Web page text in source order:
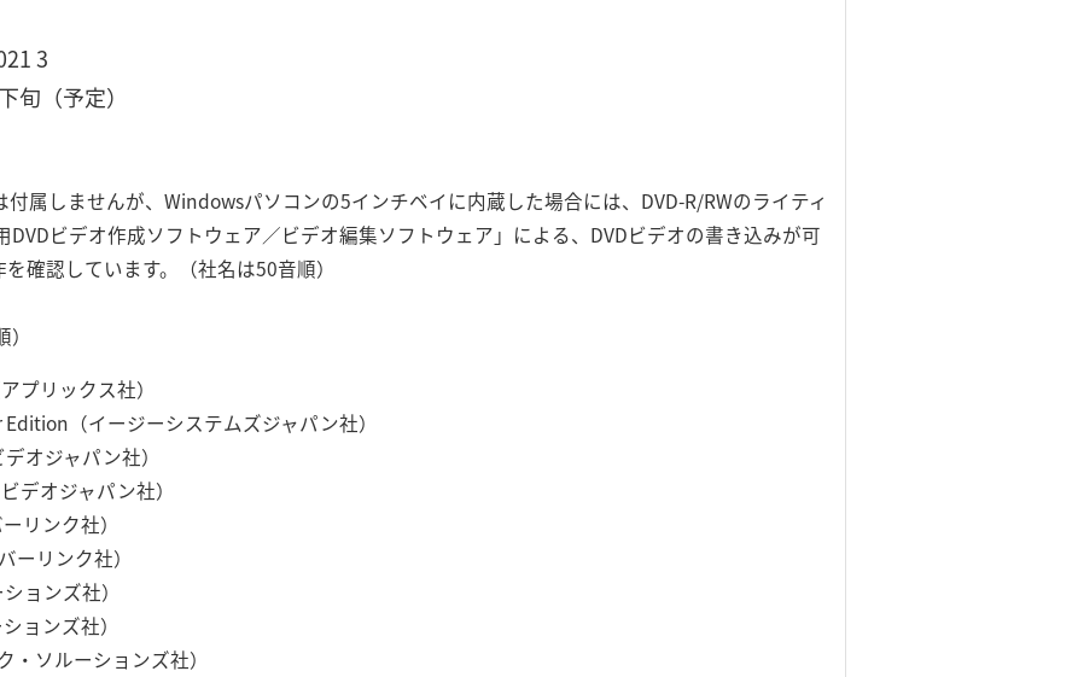
3
（予定）
属しませんが、Windowsパソコンの5インチベイに内蔵した場合には、DVD-R/RWのライティ
ビデオ作成ソフトウェア／ビデオ編集ソフトウェア」による、DVDビデオの書き込みが可
確認しています。（社名は50音順）
プリックス社）
（イージーシステムズジャパン社）
オジャパン社）
デオジャパン社）
リンク社）
ーリンク社）
ョンズ社）
ョンズ社）
・ソルーションズ社）